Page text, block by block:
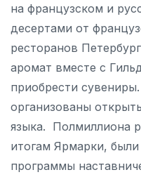
на французском и
десертами от
ресторанов
аромат вместе с
приобрести
организованы
языка. Полмиллиона
итогам Ярмарки,
программы